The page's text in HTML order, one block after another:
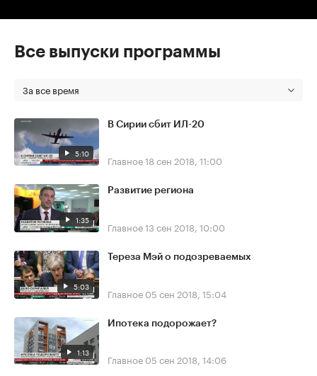
Все выпуски программы
За все время
5:10
В Сирии сбит ИЛ-20
Главное18 сен 2018, 11:00
1:35
Развитие региона
Главное13 сен 2018, 10:00
5:03
Тереза Мэй о подозреваемых
Главное 05 сен 2018, 15:04
1:13
Ипотека подорожает?
Главное 05 сен 2018, 14:06